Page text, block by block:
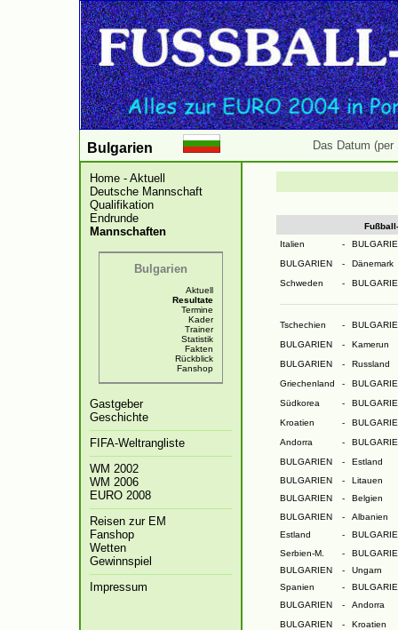
Bulgarien Das Datum
Home - Aktuell
Deutsche Mannschaft
Qualifikation
Endrunde
Mannschaften
Bulgarien
Aktuell
Resultate
Termine
Kader
Trainer
Statistik
Fakten
Rückblick
Fanshop
Gastgeber
Geschichte
FIFA-Weltrangliste
WM 2002
WM 2006
EURO 2008
Reisen zur EM
Fanshop
Wetten
Gewinnspiel
Impressum
Italien
-
BULGARIEN
-
Dänemark
Schweden
-
Tschechien -
BULGARIEN
-
Kamerun
BULGARIEN
-
Russland
Griechenland
-
Südkorea
-
Kroatien
-
Andorra
-
BULGARIEN
-
Estland
BULGARIEN
-
Litauen
BULGARIEN
-
Belgien
BULGARIEN
-
Albanien
Estland
-
Serbien-M.
-
BULGARIEN
-
Ungarn
Spanien
-
BULGARIEN
-
Andorra
BULGARIEN
-
Kroatien